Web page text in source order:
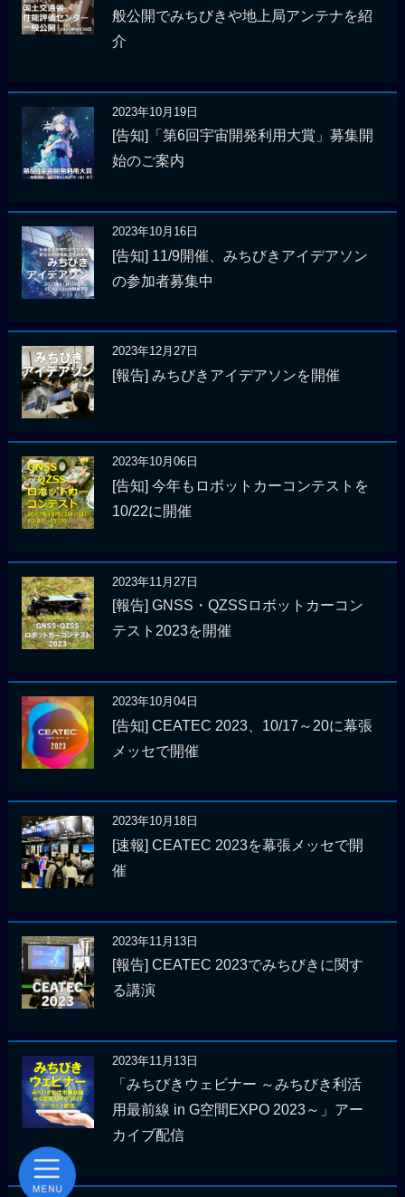
般公開でみちびきや地上局アンテナを紹
介
2023年10月19日
[告知]「第6回宇宙開発利用大賞」募集開
始のご案内
2023年10月16日
[告知] 11/9開催、みちびきアイデアソン
の参加者募集中
2023年12月27日
[報告] みちびきアイデアソンを開催
2023年10月06日
[告知] 今年もロボットカーコンテストを
10/22に開催
2023年11月27日
[報告] GNSS・QZSSロボットカーコン
テスト2023を開催
2023年10月04日
[告知] CEATEC 2023、10/17～20に幕張
メッセで開催
2023年10月18日
[速報] CEATEC 2023を幕張メッセで開
催
2023年11月13日
[報告] CEATEC 2023でみちびきに関す
る講演
2023年11月13日
「みちびきウェビナー ～みちびき利活
用最前線 in G空間EXPO 2023～」アー
カイブ配信